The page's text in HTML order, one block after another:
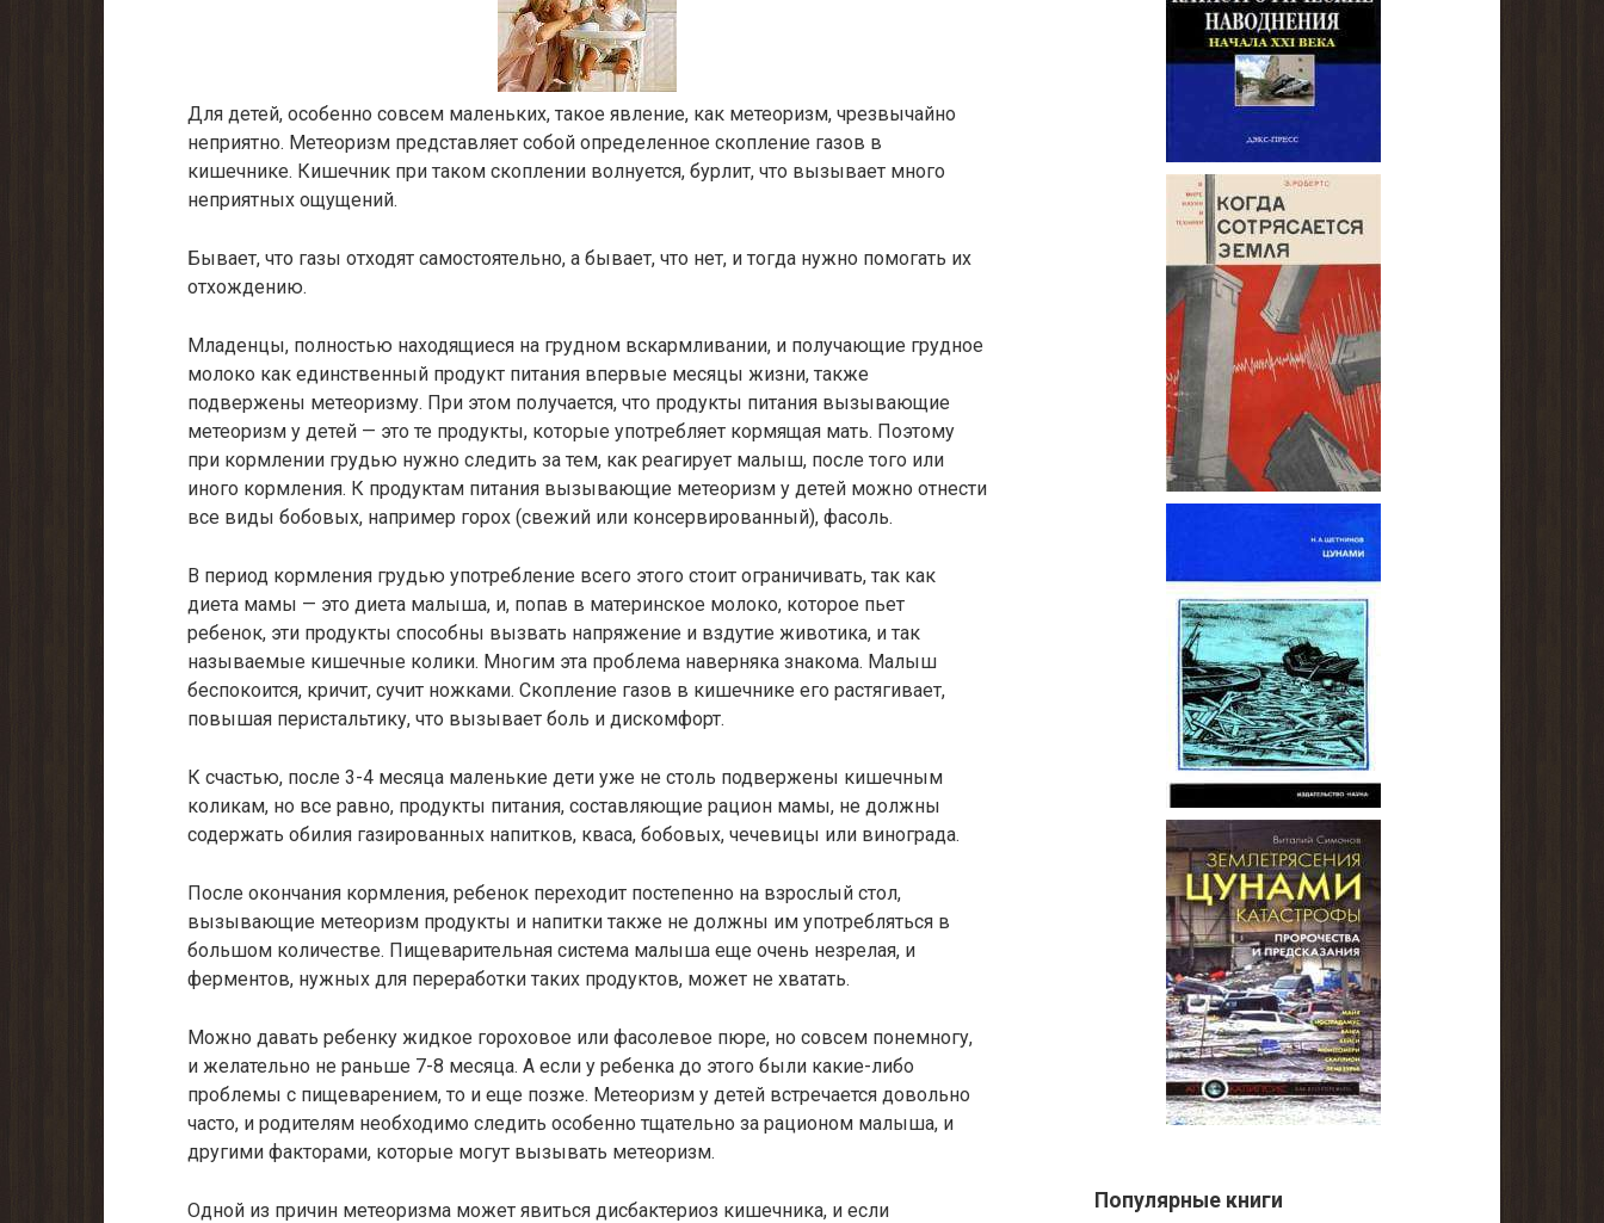
Для детей, особенно совсем маленьких, такое явление, как метеоризм, чрезвычайно
неприятно. Метеоризм представляет собой определенное скопление газов в
кишечнике. Кишечник при таком скоплении волнуется, бурлит, что вызывает много
неприятных ощущений.
Бывает, что газы отходят самостоятельно, а бывает, что нет, и тогда нужно помогать их
отхождению.
Младенцы, полностью находящиеся на грудном вскармливании, и получающие грудное
молоко как единственный продукт питания впервые месяцы жизни, также
подвержены метеоризму. При этом получается, что продукты питания вызывающие
метеоризм у детей — это те продукты, которые употребляет кормящая мать. Поэтому
при кормлении грудью нужно следить за тем, как реагирует малыш, после того или
иного кормления. К продуктам питания вызывающие метеоризм у детей можно отнести
все виды бобовых, например горох (свежий или консервированный), фасоль.
В период кормления грудью употребление всего этого стоит ограничивать, так как
диета мамы — это диета малыша, и, попав в материнское молоко, которое пьет
ребенок, эти продукты способны вызвать напряжение и вздутие животика, и так
называемые кишечные колики. Многим эта проблема наверняка знакома. Малыш
беспокоится, кричит, сучит ножками. Скопление газов в кишечнике его растягивает,
повышая перистальтику, что вызывает боль и дискомфорт.
К счастью, после 3-4 месяца маленькие дети уже не столь подвержены кишечным
коликам, но все равно, продукты питания, составляющие рацион мамы, не должны
содержать обилия газированных напитков, кваса, бобовых, чечевицы или винограда.
После окончания кормления, ребенок переходит постепенно на взрослый стол,
вызывающие метеоризм продукты и напитки также не должны им употребляться в
большом количестве. Пищеварительная система малыша еще очень незрелая, и
ферментов, нужных для переработки таких продуктов, может не хватать.
Можно давать ребенку жидкое гороховое или фасолевое пюре, но совсем понемногу,
и желательно не раньше 7-8 месяца. А если у ребенка до этого были какие-либо
проблемы с пищеварением, то и еще позже. Метеоризм у детей встречается довольно
часто, и родителям необходимо следить особенно тщательно за рационом малыша, и
другими факторами, которые могут вызывать метеоризм.
Одной из причин метеоризма может явиться дисбактериоз кишечника, и если
Популярные книги